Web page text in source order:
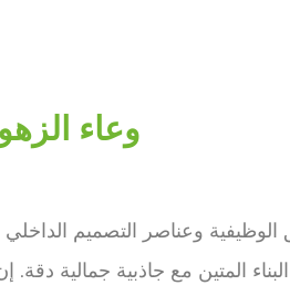
وعاء
وعناصر التصميم
المتين مع جاذبية جمالية دقة. إن